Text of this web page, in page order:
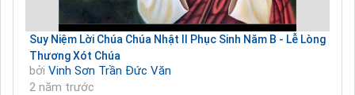
Suy Niệm Lời Chúa Chúa Nhật II Phục Sinh Năm B - Lễ Lòng
Thương Xót Chúa
bởi Vinh Sơn Trần Đức Văn
2 năm trước